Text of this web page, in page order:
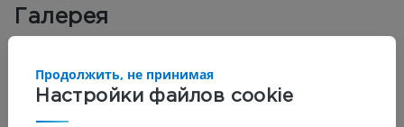
Галерея
Настройки файлов cookie
Продолжить, не принимая